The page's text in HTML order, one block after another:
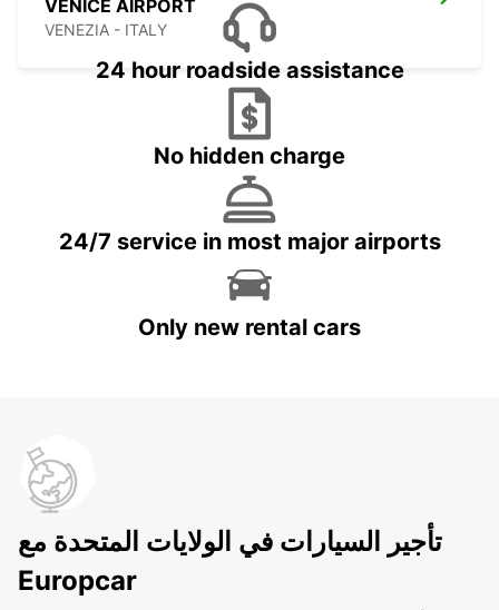
VENICE AIRPORT
VENEZIA - ITALY
24 hour roadside assistance
No hidden charge
24/7 service in most major airports
Only new rental cars
تأجير السيارات في الولايات المتحدة مع
Europcar